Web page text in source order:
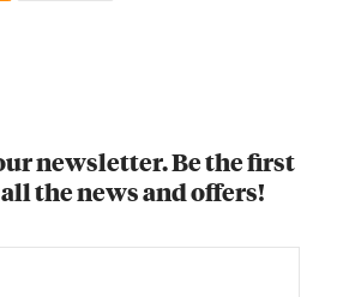
newsletter. Be the first
the news and offers!